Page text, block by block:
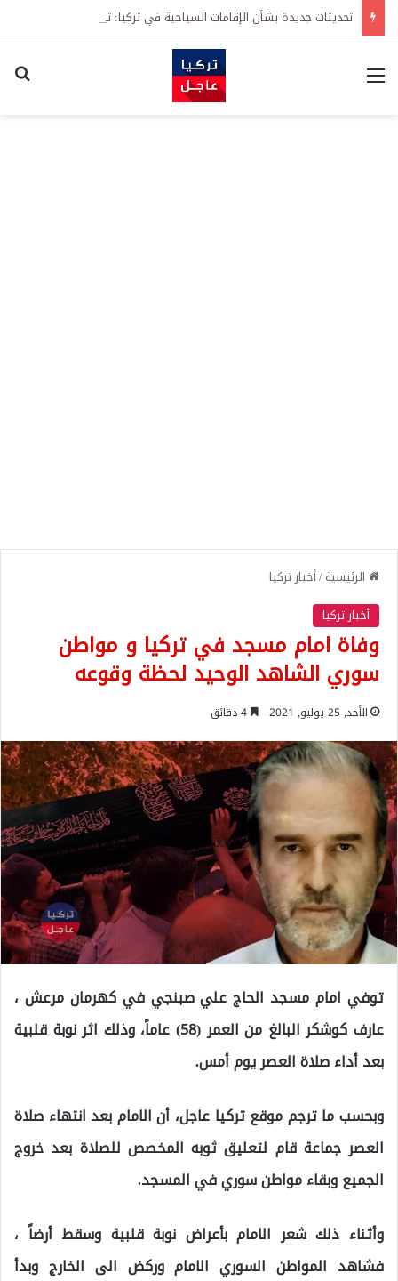
القائمة
الرئيسية/أخبار تركيا
أخبار تركيا
وفاة امام مسجد في تركيا و مواطن
سوري الشاهد الوحيد لحظة وقوعه
الأحد, 25 يوليو, 2021
توفي امام مسجد الحاج علي صبنجي في كهرمان مرعش ،
عارف كوشكر البالغ من العمر (58) عاماً، وذلك اثر نوبة قلبية
بعد أداء صلاة العصر يوم أمس.
وبحسب ما ترجم موقع تركيا عاجل، أن الامام بعد انتهاء صلاة
العصر جماعة قام لتعليق ثوبه المخصص للصلاة بعد خروج
الجميع وبقاء مواطن سوري في المسجد.
وأثناء ذلك شعر الامام بأعراض نوبة قلبية وسقط أرضاً ،
فشاهد المواطن السوري الامام وركض الى الخارج وبدأ